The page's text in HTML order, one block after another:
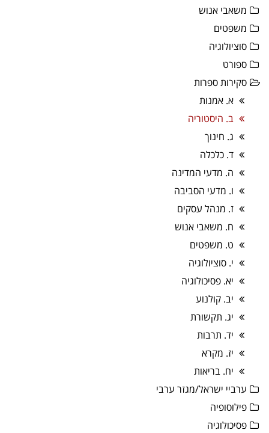
משאבי אנוש
משפטים
סוציולוגיה
ספורט
סקירות ספרות
א. אמנות
ב. היסטוריה
ג. חינוך
ד. כלכלה
ה. מדעי המדינה
ו. מדעי הסביבה
ז. מנהל עסקים
ח. משאבי אנוש
ט. משפטים
י. סוציולוגיה
יא. פסיכולוגיה
יב. קולנוע
יג. תקשורת
יד. תרבות
יז. מקרא
יח. בריאות
ערביי ישראל/מגזר ערבי
פילוסופיה
פסיכולוגיה